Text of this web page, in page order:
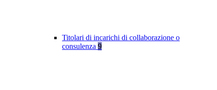
Titolari di incarichi di collaborazione o
consulenza 9